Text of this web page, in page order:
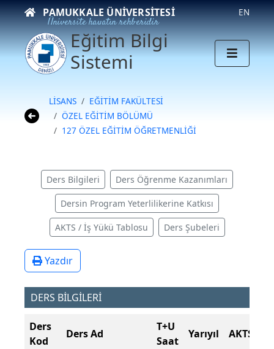
PAMUKKALE ÜNIVERSITESI
Üniversite hayatın rehberidir
EN
Eğitim Bilgi
Sistemi
LİSANS
EĞİTİM FAKÜLTESİ
ÖZEL EĞİTİM BÖLÜMÜ
127 ÖZEL EĞİTİM ÖĞRETMENLİĞİ
Ders Bilgileri Ders Öğrenme Kazanımları
Dersin Program Yeterlilikerine Katkısı
AKTS / İş Yükü Tablosu Ders Şubeleri
Yazdır
DERS BİLGİLERİ
Ders
Kod
Ders Ad
T+U
Saat
Yarıyıl AKTS